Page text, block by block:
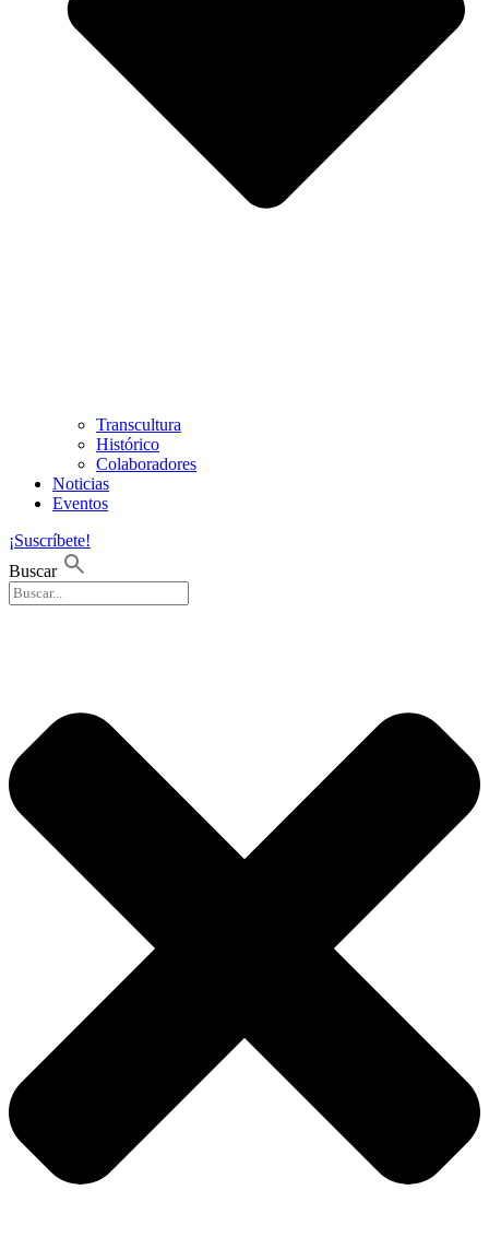
Transcultura
Histórico
Colaboradores
Noticias
Eventos
¡Suscríbete!
Buscar